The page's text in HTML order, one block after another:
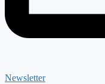
Newsletter